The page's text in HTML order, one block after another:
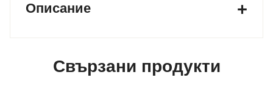
Описание
Свързани продукти